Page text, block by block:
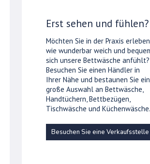
Erst sehen und fühlen?
Möchten Sie in der Praxis erleben,
wie wunderbar weich und
sich unsere Bettwäsche anfühlt?
Besuchen Sie einen Händler in
Ihrer Nähe und bestaunen Sie
große Auswahl an Bettwäsche,
Handtüchern, Bettbezügen,
Tischwäsche und Küchenwäsche.
Besuchen Sie eine Verkaufsstelle